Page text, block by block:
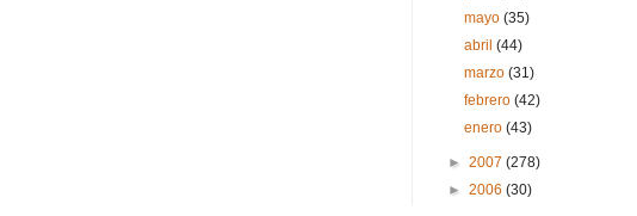
mayo(35)
abril(44)
marzo(31)
febrero(42)
enero(43)
► 2007 (278)
► 2006 (30)